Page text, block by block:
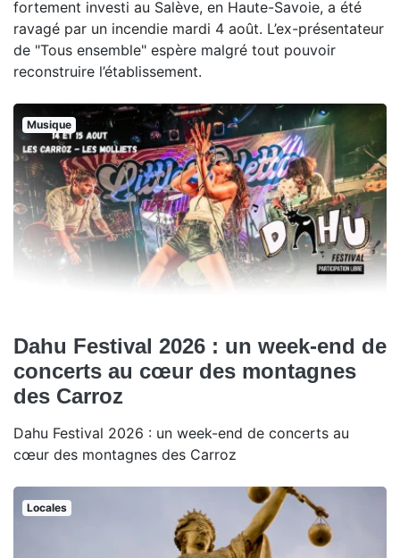
fortement investi au Salève, en Haute-Savoie, a été
ravagé par un incendie mardi 4 août. L’ex-présentateur
de "Tous ensemble" espère malgré tout pouvoir
reconstruire l’établissement.
Musique
Dahu Festival 2026 : un week-end de
concerts au cœur des montagnes
des Carroz
Dahu Festival 2026 : un week-end de concerts au
cœur des montagnes des Carroz
Locales